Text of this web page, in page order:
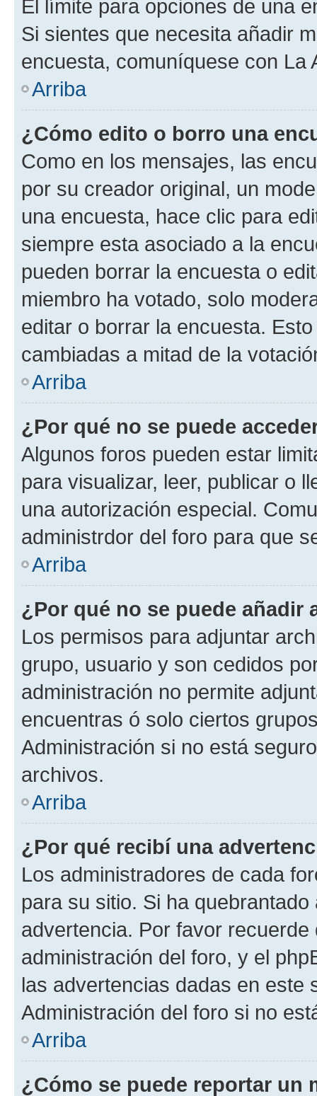
El límite para opciones de una
Si sientes que necesita añadir
encuesta, comuníquese con La
Arriba
¿Cómo edito o borro una
Como en los mensajes, las
por su creador original, un
una encuesta, hace clic para
siempre esta asociado a la
pueden borrar la encuesta o
miembro ha votado, solo
editar o borrar la encuesta.
cambiadas a mitad de la
Arriba
¿Por qué no se puede
Algunos foros pueden estar
para visualizar, leer, publicar o
una autorización especial.
administrdor del foro para que
Arriba
¿Por qué no se puede añadir
Los permisos para adjuntar
grupo, usuario y son cedidos
administración no permite
encuentras ó solo ciertos
Administración si no está
archivos.
Arriba
¿Por qué recibí una
Los administradores de cada
para su sitio. Si ha
advertencia. Por favor
administración del foro, y el
las advertencias dadas en este
Administración del foro si no
Arriba
¿Cómo se puede reportar un